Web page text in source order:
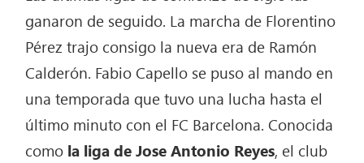
ganaron de seguido. La marcha de Florentino
Pérez trajo consigo la nueva era de Ramón
Calderón. Fabio Capello se puso al mando en
una temporada que tuvo una lucha hasta el
último minuto con el FC Barcelona. Conocida
como la liga de Jose Antonio Reyes, el club